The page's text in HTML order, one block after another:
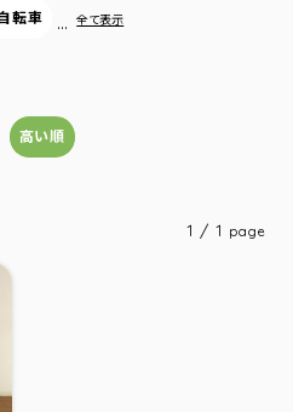
転車 … 全て表示
高い順
1 / 1 page